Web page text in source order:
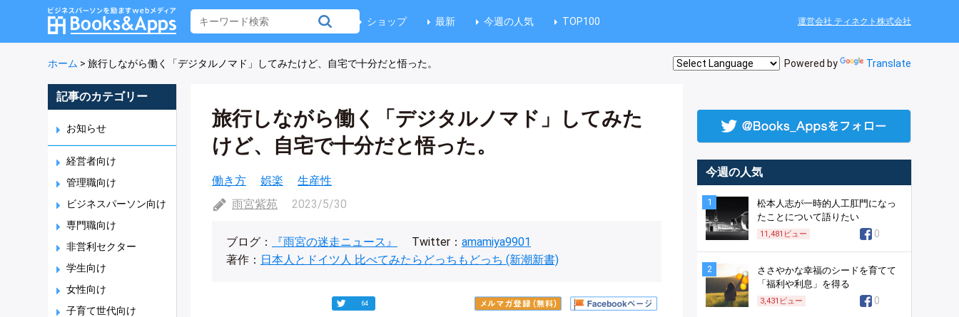
ショップ 最新 今週の人気 TOP100 運営会社 ティネクト株式会社
ホーム > 旅行しながら働く「デジタルノマド」してみたけど、自宅で十分だと悟った。 Powered by Translate
記事のカテゴリー
お知らせ
経営者向け
管理職向け
ビジネスパーソン向け
専門職向け
非営利セクター
学生向け
女性向け
子育て世代向け
旅行しながら働く「デジタルノマド」してみた
けど、自宅で十分だと悟った。
働き方 娯楽
生産性
雨宮紫苑
2023/5/30
ブログ： 『雨宮の迷走ニュース』 Twitter： amamiya9901
著作： 日本人とドイツ人 比べてみたらどっちもどっち (新潮新書)
64
今週の人気
1
松本人志が一時的人工肛門になっ
たことについて語りたい
11,481 ビュー 0
2
ささやかな幸福のシードを育てて
「福利や利息」を得る
3,431 ビュー 0